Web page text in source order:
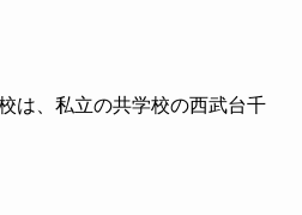
は、私立の共学校の西武台千